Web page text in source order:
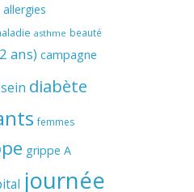
allergies
asthme beauté
ans) campagne
diabète
femmes
grippe A
journée